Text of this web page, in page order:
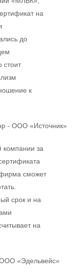
на
до
стоит
к
- ООО «Источник»
компании за
сможет
срок и на
на
«Эдельвейс»